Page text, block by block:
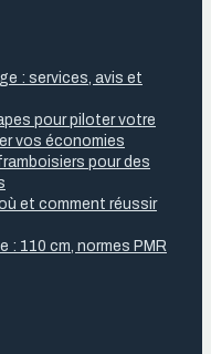
: services, avis et
pour piloter votre
vos économies
pour des
et comment réussir
: 110 cm, normes PMR